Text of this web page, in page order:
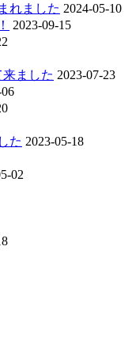
れました 2024-05-10
2023-09-15
ました 2023-07-23
た 2023-05-18
02